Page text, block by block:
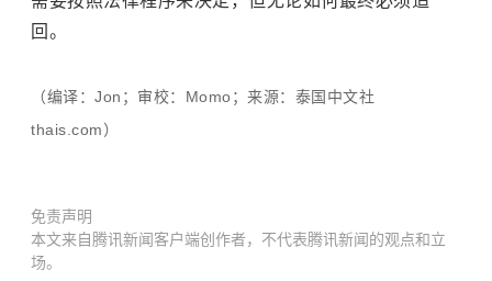
回。
（编译：Jon；审校：Momo；来源：泰国中文社
thais.com）
免责声明
本文来自腾讯新闻客户端创作者，不代表腾讯新闻的观点和立
场。